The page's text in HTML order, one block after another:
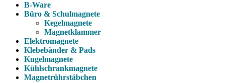
B-Ware
Büro & Schulmagnete
Kegelmagnete
Magnetklammer
Elektromagnete
Klebebänder & Pads
Kugelmagnete
Kühlschrankmagnete
Magnetrührstäbchen